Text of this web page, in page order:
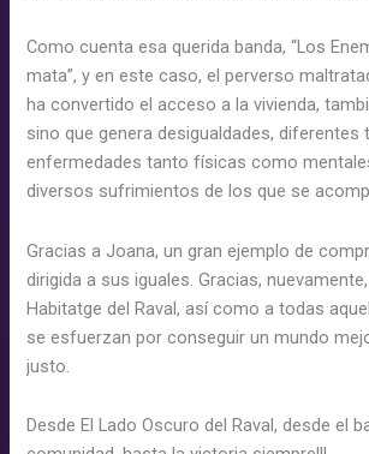
Como cuenta esa querida banda, “Los
mata”, y en este caso, el perverso
ha convertido el acceso a la vivienda,
sino que genera desigualdades, diferentes
enfermedades tanto físicas como
diversos sufrimientos de los que se
Gracias a Joana, un gran ejemplo de
dirigida a sus iguales. Gracias,
Habitatge del Raval, así como a todas
se esfuerzan por conseguir un mundo
justo.
Desde El Lado Oscuro del Raval, desde el